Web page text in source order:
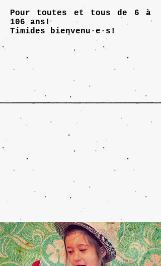
Pour toutes et tous de 6 à
106 ans!
Timides bienvenu·e·s!